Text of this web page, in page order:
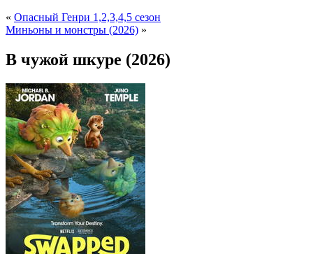
« Опасный Генри 1,2,3,4,5 сезон
Миньоны и монстры (2026) »
В чужой шкуре (2026)